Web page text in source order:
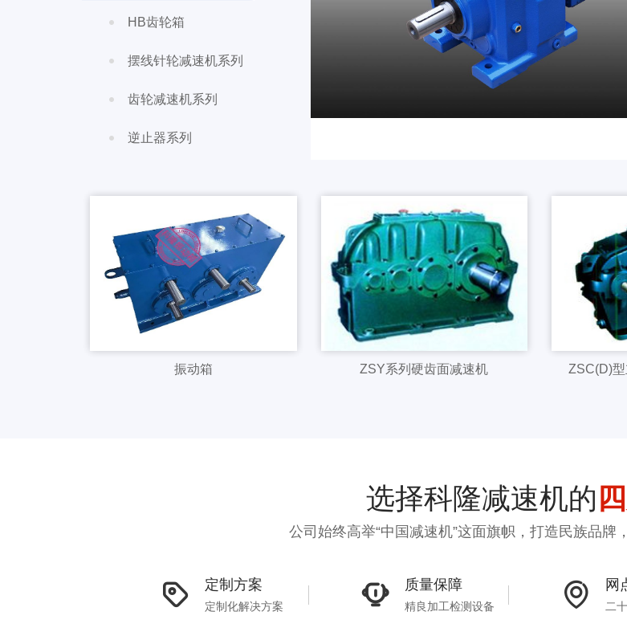
HB齿轮箱
摆线针轮减速机系列
齿轮减速机系列
逆止器系列
查看详情
振动箱 ZSY系列硬齿面减速机 ZSC(D)
选择科隆减速机的
公司始终高举“中国减速机”这面旗帜，打造民族品牌
定制方案
定制化解决方案
质量保障
精良加工检测设备
网
二